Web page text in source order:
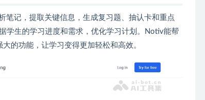
记，提取关键信息，生成复习题、抽认卡和重点
学生的学习进度和需求，优化学习计划。Notiv能帮
的功能，让学习变得更加轻松和高效。